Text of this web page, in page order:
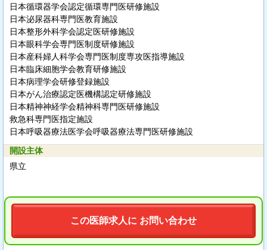
日本循環器学会認定循環専門医研修施設
日本泌尿器科専門医教育施設
日本整形外科学会認定医研修施設
日本眼科学会専門医制度研修施設
日本産科婦人科学会専門医制度専攻医指導施設
日本臨床細胞学会教育研修施設
日本病理学会研修登録施設
日本がん治療認定医機構認定研修施設
日本精神神経学会精神科専門医研修施設
救急科専門医指定施設
日本呼吸器療法医学会呼吸器療法専門医研修施設
開設主体
県立
この医師求人に お問い合わせ